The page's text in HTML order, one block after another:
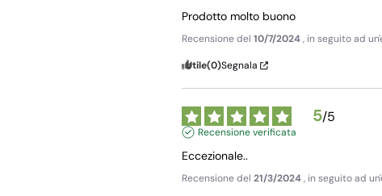
Prodotto molto buono
Recensione del 10/7/2024, in seguito ad
Utile(0)Segnala
5/5
Recensione verificata
Eccezionale..
Recensione del 21/3/2024, in seguito ad